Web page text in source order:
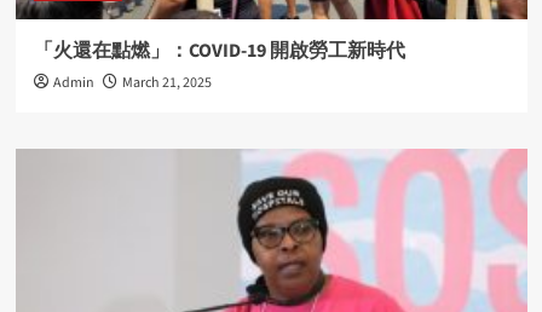
「火還在點燃」：COVID-19 開啟勞工新時代
Admin March 21, 2025